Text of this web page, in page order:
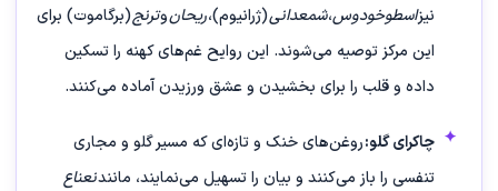
نیزاسطوخودوس،شمعدانی(ژرانیوم)،ریحانوترنج(برگاموت) برای
این مرکز توصیه می‌شوند. این روایح غم‌های کهنه را تسکین
داده و قلب را برای بخشیدن و عشق ورزیدن آماده می‌کنند.
چاکرای گلو:روغن‌های خنک و تازه‌ای که مسیر گلو و مجاری
تنفسی را باز می‌کنند و بیان را تسهیل می‌نمایند، مانندنعناع